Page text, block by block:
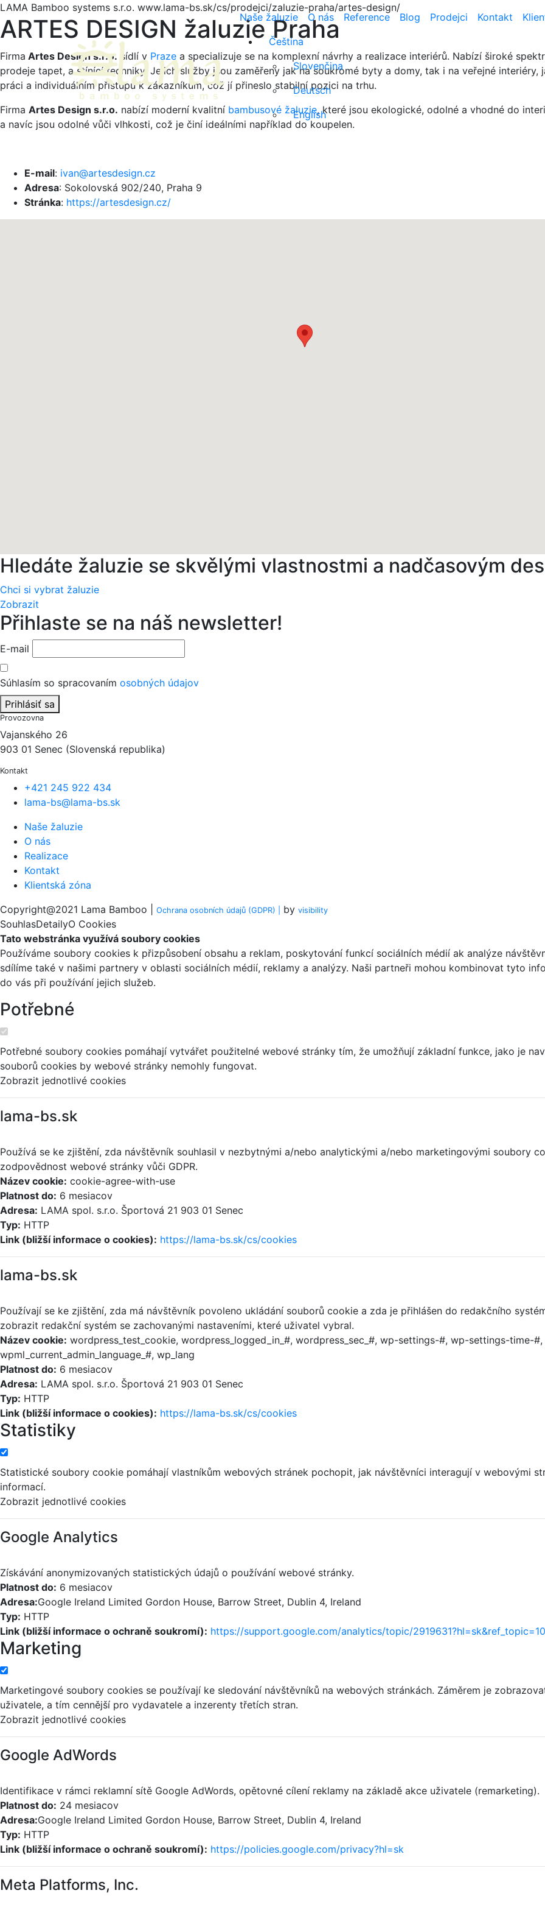
LAMA Bamboo systems s.r.o. www.lama-bs.sk/cs/prodejci/zaluzie-praha/artes-design/
Naše žaluzie
O nás Reference Blog Prodejci Kontakt
Čeština
Slovenčina
Deutsch
English
ARTES DESIGN žaluzie Praha
Firma Artes Design s.r.o. sídlí v Praze a specializuje se na komplexní návrhy a realizace interiérů. Nabízí široké
prodeje tapet, a stínící techniky. Jejich služby jsou zaměřeny jak na soukromé byty a domy, tak i na veřejné
práci a individuálním přístupu k zákazníkům, což jí přineslo stabilní pozici na trhu.
Firma Artes Design s.r.o. nabízí moderní kvalitní bambusové žaluzie, které jsou ekologické, odolné a vhodné do
a navíc jsou odolné vůči vlhkosti, což je činí ideálními například do koupelen.
E-mail: ivan@artesdesign.cz
Adresa: Sokolovská 902/240, Praha 9
Stránka: https://artesdesign.cz/
Hledáte žaluzie se skvělými vlastnostmi a nadčasovým
Chci si vybrat žaluzie
Zobrazit
Přihlaste se na náš newsletter!
E-mail
Súhlasím so spracovaním osobných údajov
Prihlásiť sa
Provozovna
Vajanského 26
903 01 Senec (Slovenská republika)
Kontakt
+421 245 922 434
lama-bs@lama-bs.sk
Naše žaluzie
O nás
Realizace
Kontakt
Klientská zóna
Copyright@2021 Lama Bamboo |
Ochrana osobních údajů (GDPR) | by visibility
SouhlasDetailyO Cookies
Tato webstránka využívá soubory cookies
Používáme soubory cookies k přizpůsobení obsahu a reklam, poskytování funkcí sociálních médií ak analýze
sdílíme také v našimi partnery v oblasti sociálních médií, reklamy a analýzy. Naši partneři mohou kombinovat tyto
do vás při používání jejich služeb.
Potřebné
Potřebné soubory cookies pomáhají vytvářet použitelné webové stránky tím, že umožňují základní funkce, jako je
souborů cookies by webové stránky nemohly fungovat.
Zobrazit jednotlivé cookies
lama-bs.sk
Používá se ke zjištění, zda návštěvník souhlasil v nezbytnými a/nebo analytickými a/nebo marketingovými soubory
zodpovědnost webové stránky vůči GDPR.
Název cookie: cookie-agree-with-use
Platnost do: 6 mesiacov
Adresa: LAMA spol. s.r.o. Športová 21 903 01 Senec
Typ: HTTP
Link (bližší informace o cookies): https://lama-bs.sk/cs/cookies
lama-bs.sk
Používají se ke zjištění, zda má návštěvník povoleno ukládání souborů cookie a zda je přihlášen do redakčního
zobrazit redakční systém se zachovanými nastaveními, které uživatel vybral.
Název cookie: wordpress_test_cookie, wordpress_logged_in_#, wordpress_sec_#, wp-settings-#, wp-settings-time-
wpml_current_admin_language_#, wp_lang
Platnost do: 6 mesiacov
Adresa: LAMA spol. s.r.o. Športová 21 903 01 Senec
Typ: HTTP
Link (bližší informace o cookies): https://lama-bs.sk/cs/cookies
Statistiky
Statistické soubory cookie pomáhají vlastníkům webových stránek pochopit, jak návštěvníci interagují v webovými
informací.
Zobrazit jednotlivé cookies
Google Analytics
Získávání anonymizovaných statistických údajů o používání webové stránky.
Platnost do: 6 mesiacov
Adresa:Google Ireland Limited Gordon House, Barrow Street, Dublin 4, Ireland
Typ: HTTP
Link (bližší informace o ochraně soukromí): https://support.google.com/analytics/topic/
Marketing
Marketingové soubory cookies se používají ke sledování návštěvníků na webových stránkách. Záměrem je
uživatele, a tím cennější pro vydavatele a inzerenty třetích stran.
Zobrazit jednotlivé cookies
Google AdWords
Identifikace v rámci reklamní sítě Google AdWords, opětovné cílení reklamy na základě akce uživatele (remarketing).
Platnost do: 24 mesiacov
Adresa:Google Ireland Limited Gordon House, Barrow Street, Dublin 4, Ireland
Typ: HTTP
Link (bližší informace o ochraně soukromí): https://policies.google.com/privacy?hl=sk
Meta Platforms, Inc.